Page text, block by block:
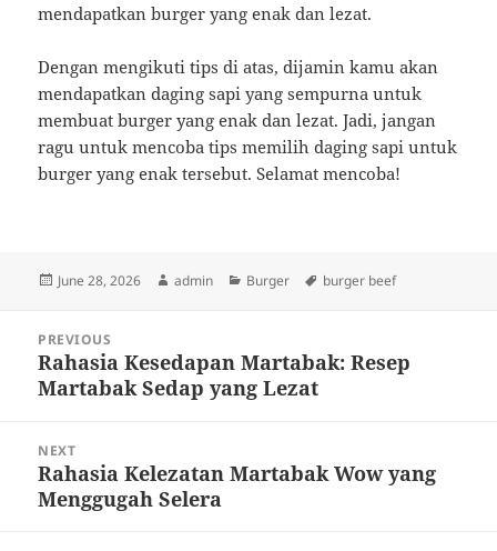
mendapatkan burger yang enak dan lezat.
Dengan mengikuti tips di atas, dijamin kamu akan
mendapatkan daging sapi yang sempurna untuk
membuat burger yang enak dan lezat. Jadi, jangan
ragu untuk mencoba tips memilih daging sapi untuk
burger yang enak tersebut. Selamat mencoba!
Posted
June 28, 2026 Author
admin Categories
Burger Tags
burger beef
navigation
PREVIOUS
Previous
post:
Rahasia Kesedapan Martabak: Resep
Martabak Sedap yang Lezat
NEXT
Next
post:
Rahasia Kelezatan Martabak Wow yang
Menggugah Selera